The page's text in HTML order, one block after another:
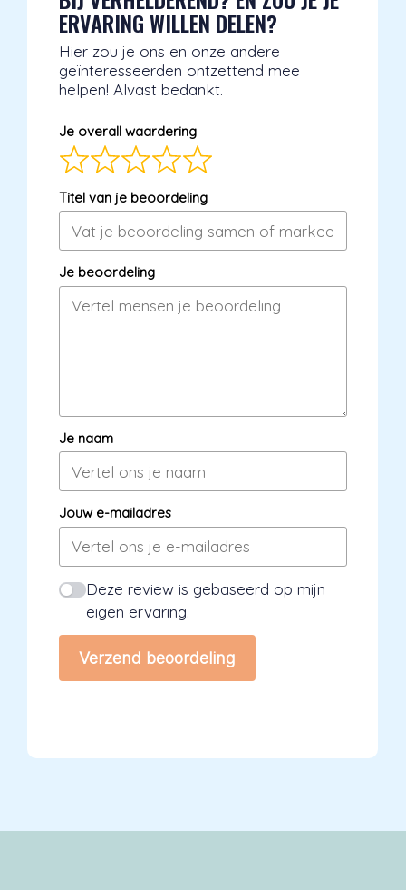
ERVARING WILLEN DELEN?
Hier zou je ons en onze andere
geïnteresseerden ontzettend mee
helpen! Alvast bedankt.
Je overall waardering
Titel van je beoordeling
Je beoordeling
Je naam
Jouw e-mailadres
Deze review is gebaseerd op mijn
eigen ervaring.
Verzend beoordeling